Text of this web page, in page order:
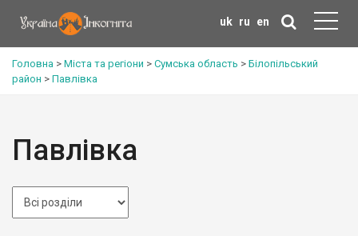
uk ru en
Головна > Міста та регіони > Сумська область > Білопільський
район > Павлівка
Павлівка